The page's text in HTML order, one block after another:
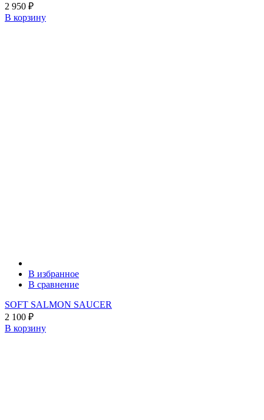
2 950 ₽
В корзину
В избранное
В сравнение
SOFT SALMON SAUCER
2 100 ₽
В корзину